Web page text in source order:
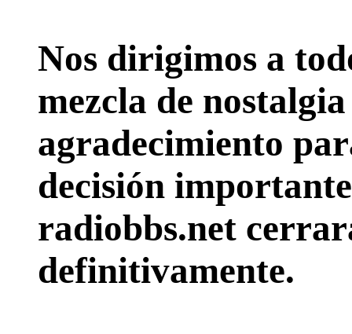
Nos dirigimos a
mezcla de
agradecimiento
decisión
radiobbs.net
definitivamente.